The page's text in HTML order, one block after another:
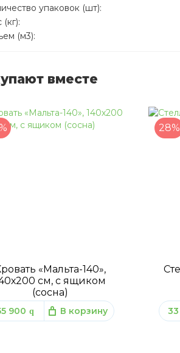
упаковок (шт):
(м3):
вместе
«Мальта-140»,
см, с ящиком
(сосна)
900 q В корзину
28%